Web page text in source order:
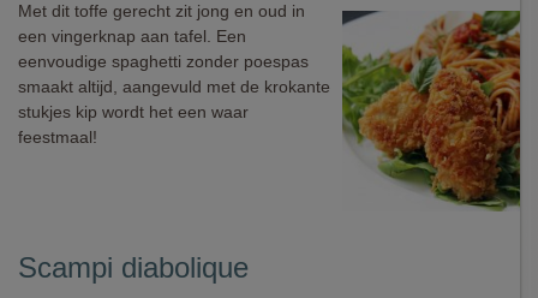
Met dit toffe gerecht zit jong en oud in
een vingerknap aan tafel. Een
eenvoudige spaghetti zonder poespas
smaakt altijd, aangevuld met de krokante
stukjes kip wordt het een waar
feestmaal!
Scampi diabolique